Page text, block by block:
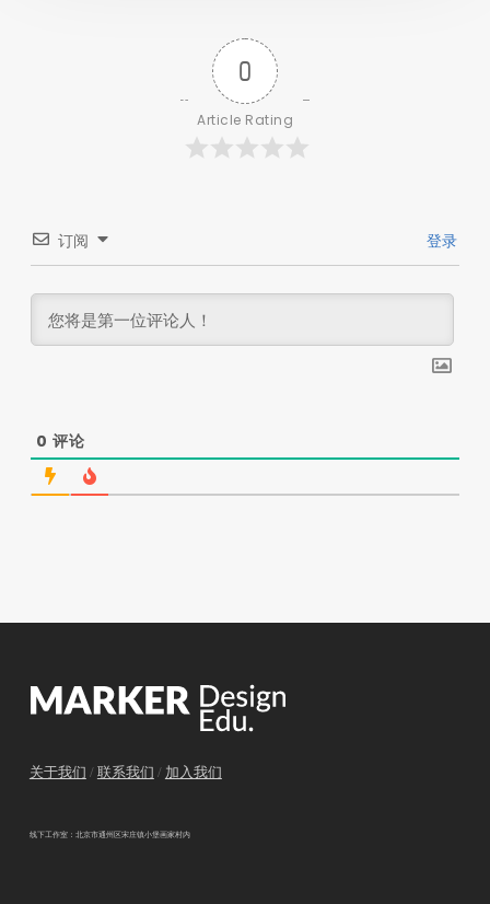
0
Article Rating
订阅 登录
0 评论
关于我们 / 联系我们 / 加入我们
线下工作室：北京市通州区宋庄镇小堡画家村内